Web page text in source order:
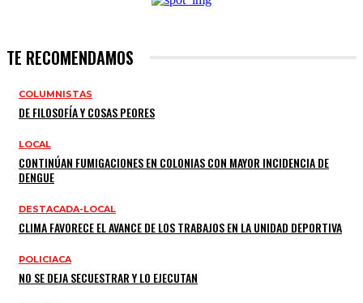
TE RECOMENDAMOS
COLUMNISTAS
DE FILOSOFÍA Y COSAS PEORES
LOCAL
CONTINÚAN FUMIGACIONES EN COLONIAS CON MAYOR INCIDENCIA DE
DENGUE
DESTACADA-LOCAL
CLIMA FAVORECE EL AVANCE DE LOS TRABAJOS EN LA UNIDAD DEPORTIVA
POLICIACA
NO SE DEJA SECUESTRAR Y LO EJECUTAN